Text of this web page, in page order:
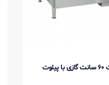
گریل تخت 60 سانت گازی با پیلوت